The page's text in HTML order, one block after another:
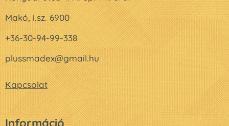
Makó, i.sz. 6900
+36-30-94-99-338
plussmadex@gmail.hu
Kapcsolat
Információ